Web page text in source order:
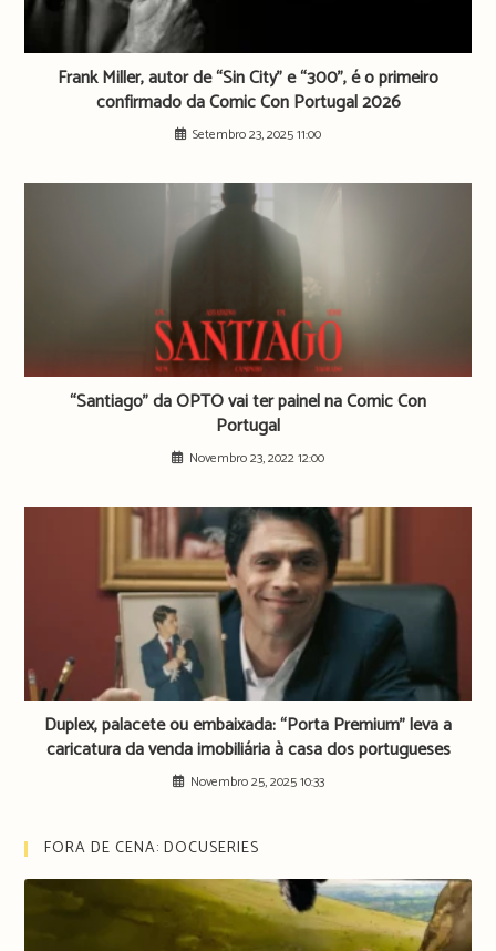
Frank Miller, autor de “Sin City” e “300”, é o primeiro
confirmado da Comic Con Portugal 2026
Setembro 23, 2025 11:00
“Santiago” da OPTO vai ter painel na Comic Con
Portugal
Novembro 23, 2022 12:00
Duplex, palacete ou embaixada: “Porta Premium” leva a
caricatura da venda imobiliária à casa dos portugueses
Novembro 25, 2025 10:33
FORA DE CENA: DOCUSERIES